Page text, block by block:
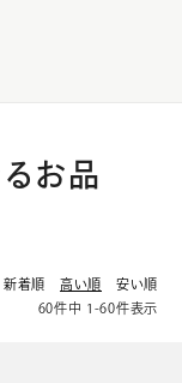
ン開催中
お品
新着順 高い順
安い順
60件中 1 -60件表示